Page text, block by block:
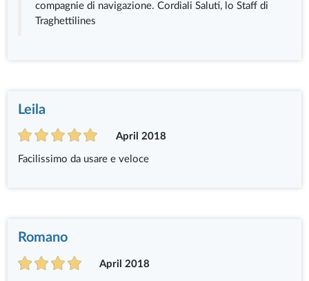
compagnie di navigazione. Cordiali Saluti, lo Staff di
Traghettilines
Leila
April 2018
Facilissimo da usare e veloce
Romano
April 2018